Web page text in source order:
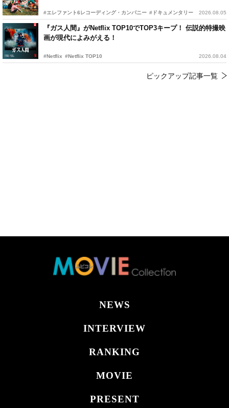
#エレファント6レコーディング・カンパニー #ドキュメンタリー 2026.08.05
『ガス人間』がNetflix TOP10でTOP3キープ！ 伝説的特撮映
画が現代によみがえる！
#Netflix #Netflix TOP10 2026.08.04
ピックアップ記事一覧
NEWS
INTERVIEW
RANKING
MOVIE
PRESENT